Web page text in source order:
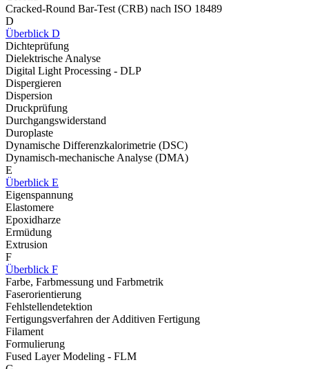
Cracked-Round Bar-Test (CRB) nach ISO 18489
D
Überblick D
Dichteprüfung
Dielektrische Analyse
Digital Light Processing - DLP
Dispergieren
Dispersion
Druckprüfung
Durchgangswiderstand
Duroplaste
Dynamische Differenzkalorimetrie (DSC)
Dynamisch-mechanische Analyse (DMA)
E
Überblick E
Eigenspannung
Elastomere
Epoxidharze
Ermüdung
Extrusion
F
Überblick F
Farbe, Farbmessung und Farbmetrik
Faserorientierung
Fehlstellendetektion
Fertigungsverfahren der Additiven Fertigung
Filament
Formulierung
Fused Layer Modeling - FLM